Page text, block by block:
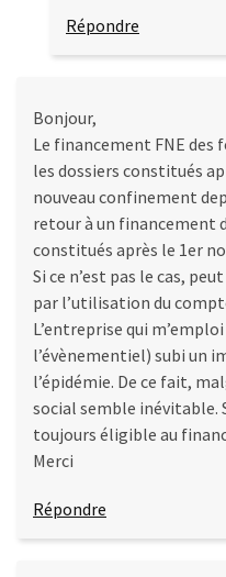
Répondre
Bonjour,
Le financement FNE des
les dossiers constitués
nouveau confinement
retour à un financement
constitués après le 1er
Si ce n’est pas le cas,
par l’utilisation du
L’entreprise qui
l’évènementiel) subi un
l’épidémie. De ce fait,
social semble inévitable.
toujours éligible au
Merci
Répondre